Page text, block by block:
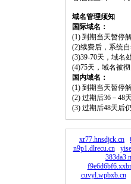
域名管理须知
国际域名：
(1) 到期当天暂停
(2)续费后，系统
(3)39-70天，域名
(4)75天，域名被
国内域名：
(1) 到期当天暂停
(2) 过期后36－48
(3) 过期后48天后
xr77.hnsdjck.cn
n9p1.dlrecu.cn
cuvyl.wpbxb.cn